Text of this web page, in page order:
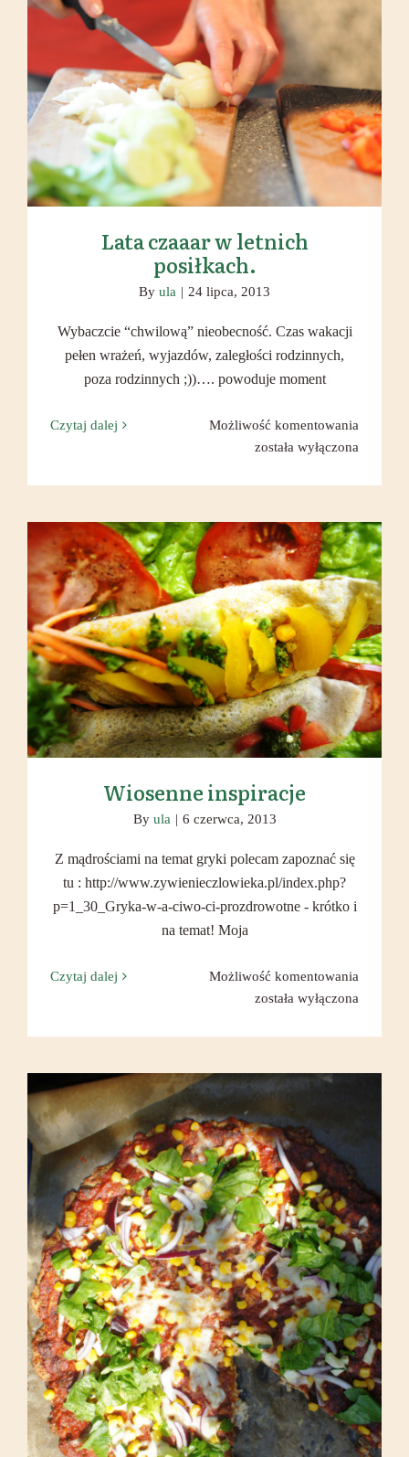
Lata czaaar w letnich posiłkach.
Lata czaaar w letnich
posiłkach.
By ula | 24 lipca, 2013
Wybaczcie “chwilową” nieobecność. Czas wakacji
pełen wrażeń, wyjazdów, zaległości rodzinnych,
poza rodzinnych ;))…. powoduje moment
Czytaj dalej Możliwość komentowania
letnich
została wyłączona
Wiosenne inspiracje
Wiosenne inspiracje
By ula | 6 czerwca, 2013
Z mądrościami na temat gryki polecam zapoznać się
tu : http://www.zywienieczlowieka.pl/index.php?
p=1_30_Gryka-w-a-ciwo-ci-prozdrowotne - krótko i
na temat! Moja
Czytaj dalej Możliwość komentowania
została wyłączona
Pizza z kalafiora, bez pszenicy!